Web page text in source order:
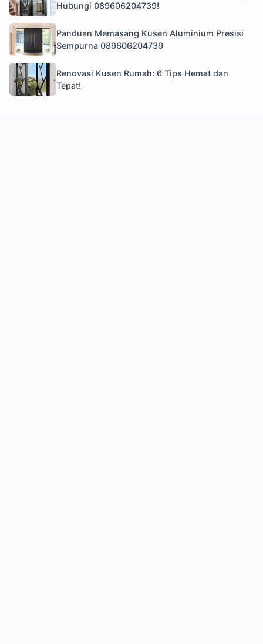
Hubungi 089606204739!
Panduan Memasang Kusen Aluminium Presisi
Sempurna 089606204739
Renovasi Kusen Rumah: 6 Tips Hemat dan
Tepat!